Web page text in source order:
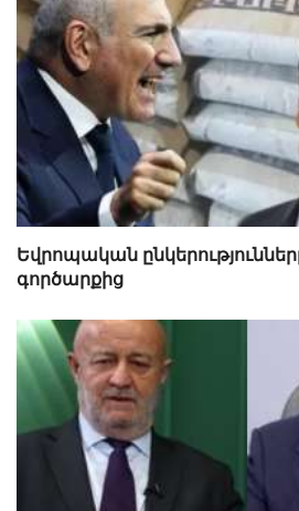
Եվրոպական
գործարքից